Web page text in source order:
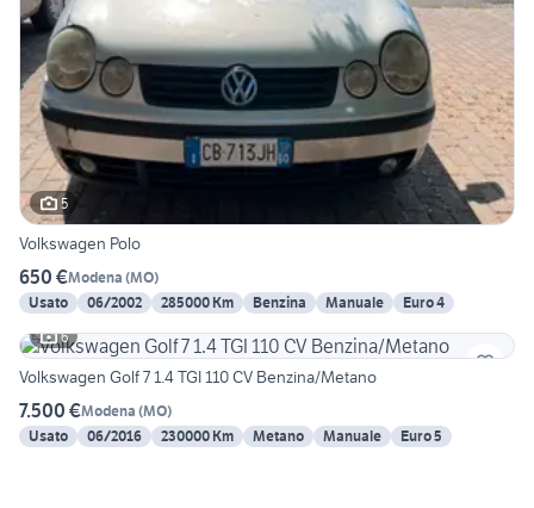
5
Volkswagen Polo
650 €Modena (MO)
Usato
06/2002 285000 Km Benzina Manuale
Euro 4
6
Volkswagen Golf 7 1.4 TGI 110 CV Benzina/Metano
7.500 €Modena (MO)
Usato
06/2016 230000 Km Metano Manuale Euro 5